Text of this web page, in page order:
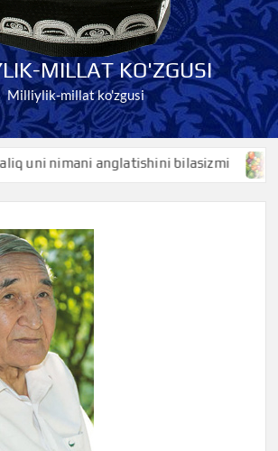
MILLAT KO'ZGUSI
Milliylik-millat ko'zgusi
nimani anglatishini bilasizmi